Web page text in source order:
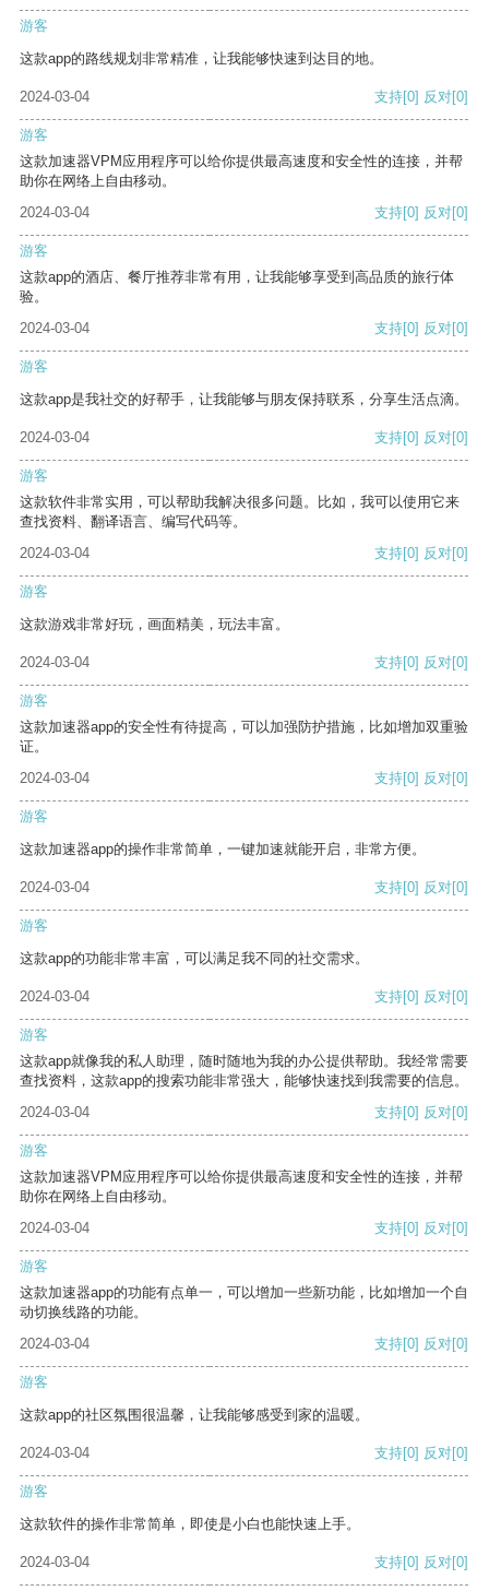
游客
这款app的路线规划非常精准，让我能够快速到达目的地。
2024-03-04 支持[0] 反对[0]
游客
这款加速器VPM应用程序可以给你提供最高速度和安全性的连接，并帮
助你在网络上自由移动。
2024-03-04
支持[0] 反对[0]
游客
这款app的酒店、餐厅推荐非常有用，让我能够享受到高品质的旅行体
验。
2024-03-04
支持[0] 反对[0]
游客
这款app是我社交的好帮手，让我能够与朋友保持联系，分享生活点滴。
2024-03-04 支持[0] 反对[0]
游客
这款软件非常实用，可以帮助我解决很多问题。比如，我可以使用它来
查找资料、翻译语言、编写代码等。
2024-03-04
支持[0] 反对[0]
游客
这款游戏非常好玩，画面精美，玩法丰富。
2024-03-04 支持[0] 反对[0]
游客
这款加速器app的安全性有待提高，可以加强防护措施，比如增加双重验
证。
2024-03-04
支持[0] 反对[0]
游客
这款加速器app的操作非常简单，一键加速就能开启，非常方便。
2024-03-04 支持[0] 反对[0]
游客
这款app的功能非常丰富，可以满足我不同的社交需求。
2024-03-04 支持[0] 反对[0]
游客
这款app就像我的私人助理，随时随地为我的办公提供帮助。我经常需要
查找资料，这款app的搜索功能非常强大，能够快速找到我需要的信息。
2024-03-04
支持[0] 反对[0]
游客
这款加速器VPM应用程序可以给你提供最高速度和安全性的连接，并帮
助你在网络上自由移动。
2024-03-04
支持[0] 反对[0]
游客
这款加速器app的功能有点单一，可以增加一些新功能，比如增加一个自
动切换线路的功能。
2024-03-04
支持[0] 反对[0]
游客
这款app的社区氛围很温馨，让我能够感受到家的温暖。
2024-03-04 支持[0] 反对[0]
游客
这款软件的操作非常简单，即使是小白也能快速上手。
2024-03-04 支持[0] 反对[0]